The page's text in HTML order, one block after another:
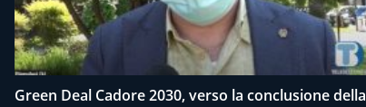
Green Deal Cadore 2030, verso la conclusione della